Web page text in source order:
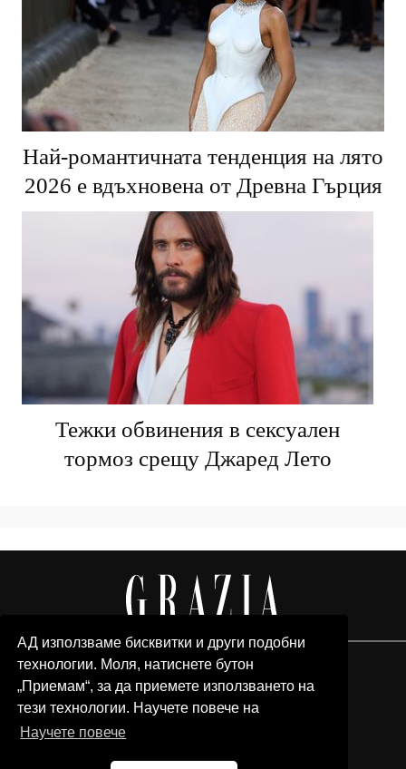
АД използваме бисквитки и други подобни
технологии. Моля, натиснете бутон
„Приемам“, за да приемете използването на
тези технологии. Научете повече на
Научете повече
Най-романтичната тенденция на лято
2026 е вдъхновена от Древна Гърция
Тежки обвинения в сексуален
тормоз срещу Джаред Лето